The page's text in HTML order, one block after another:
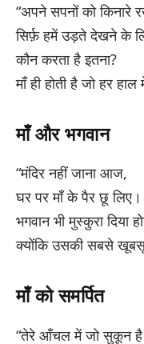
“अपने सपनों को किनारे
सिर्फ़ हमें उड़ते देखने के
कौन करता है इतना?
माँ ही होती है जो हर
माँ और भगवान
“मंदिर नहीं जाना आज,
घर पर माँ के पैर छू लिए।
भगवान भी मुस्कुरा दिया
क्योंकि उसकी सबसे
माँ को समर्पित
“तेरे आँचल में जो सुकून है